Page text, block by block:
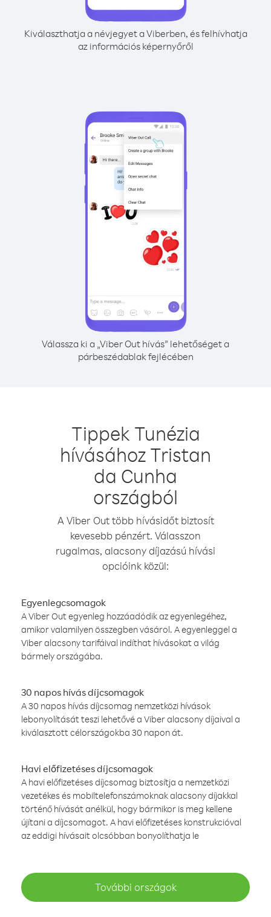
Kiválaszthatja a névjegyet a Viberben, és felhívhatja
az információs képernyőről
Válassza ki a „Viber Out hívás” lehetőséget a
párbeszédablak fejlécében
Tippek Tunézia
hívásához Tristan
da Cunha
országból
A Viber Out több hívásidőt biztosít
kevesebb pénzért. Válasszon
rugalmas, alacsony díjazású hívási
opcióink közül:
Egyenlegcsomagok
A Viber Out egyenleg hozzáadódik az egyenlegéhez,
amikor valamilyen összegben vásárol. A egyenleggel a
Viber alacsony tarifáival indíthat hívásokat a világ
bármely országába.
30 napos hívás díjcsomagok
A 30 napos hívás díjcsomag nemzetközi hívások
lebonyolítását teszi lehetővé a Viber alacsony díjaival a
kiválasztott célországokba 30 napon át.
Havi előfizetéses díjcsomagok
A havi előfizetéses díjcsomag biztosítja a nemzetközi
vezetékes és mobiltelefonszámoknak alacsony díjakkal
történő hívását anélkül, hogy bármikor is meg kellene
újítani a díjcsomagot. A havi előfizetéses konstrukcióval
az eddigi hívásait olcsóbban bonyolíthatja le
További országok